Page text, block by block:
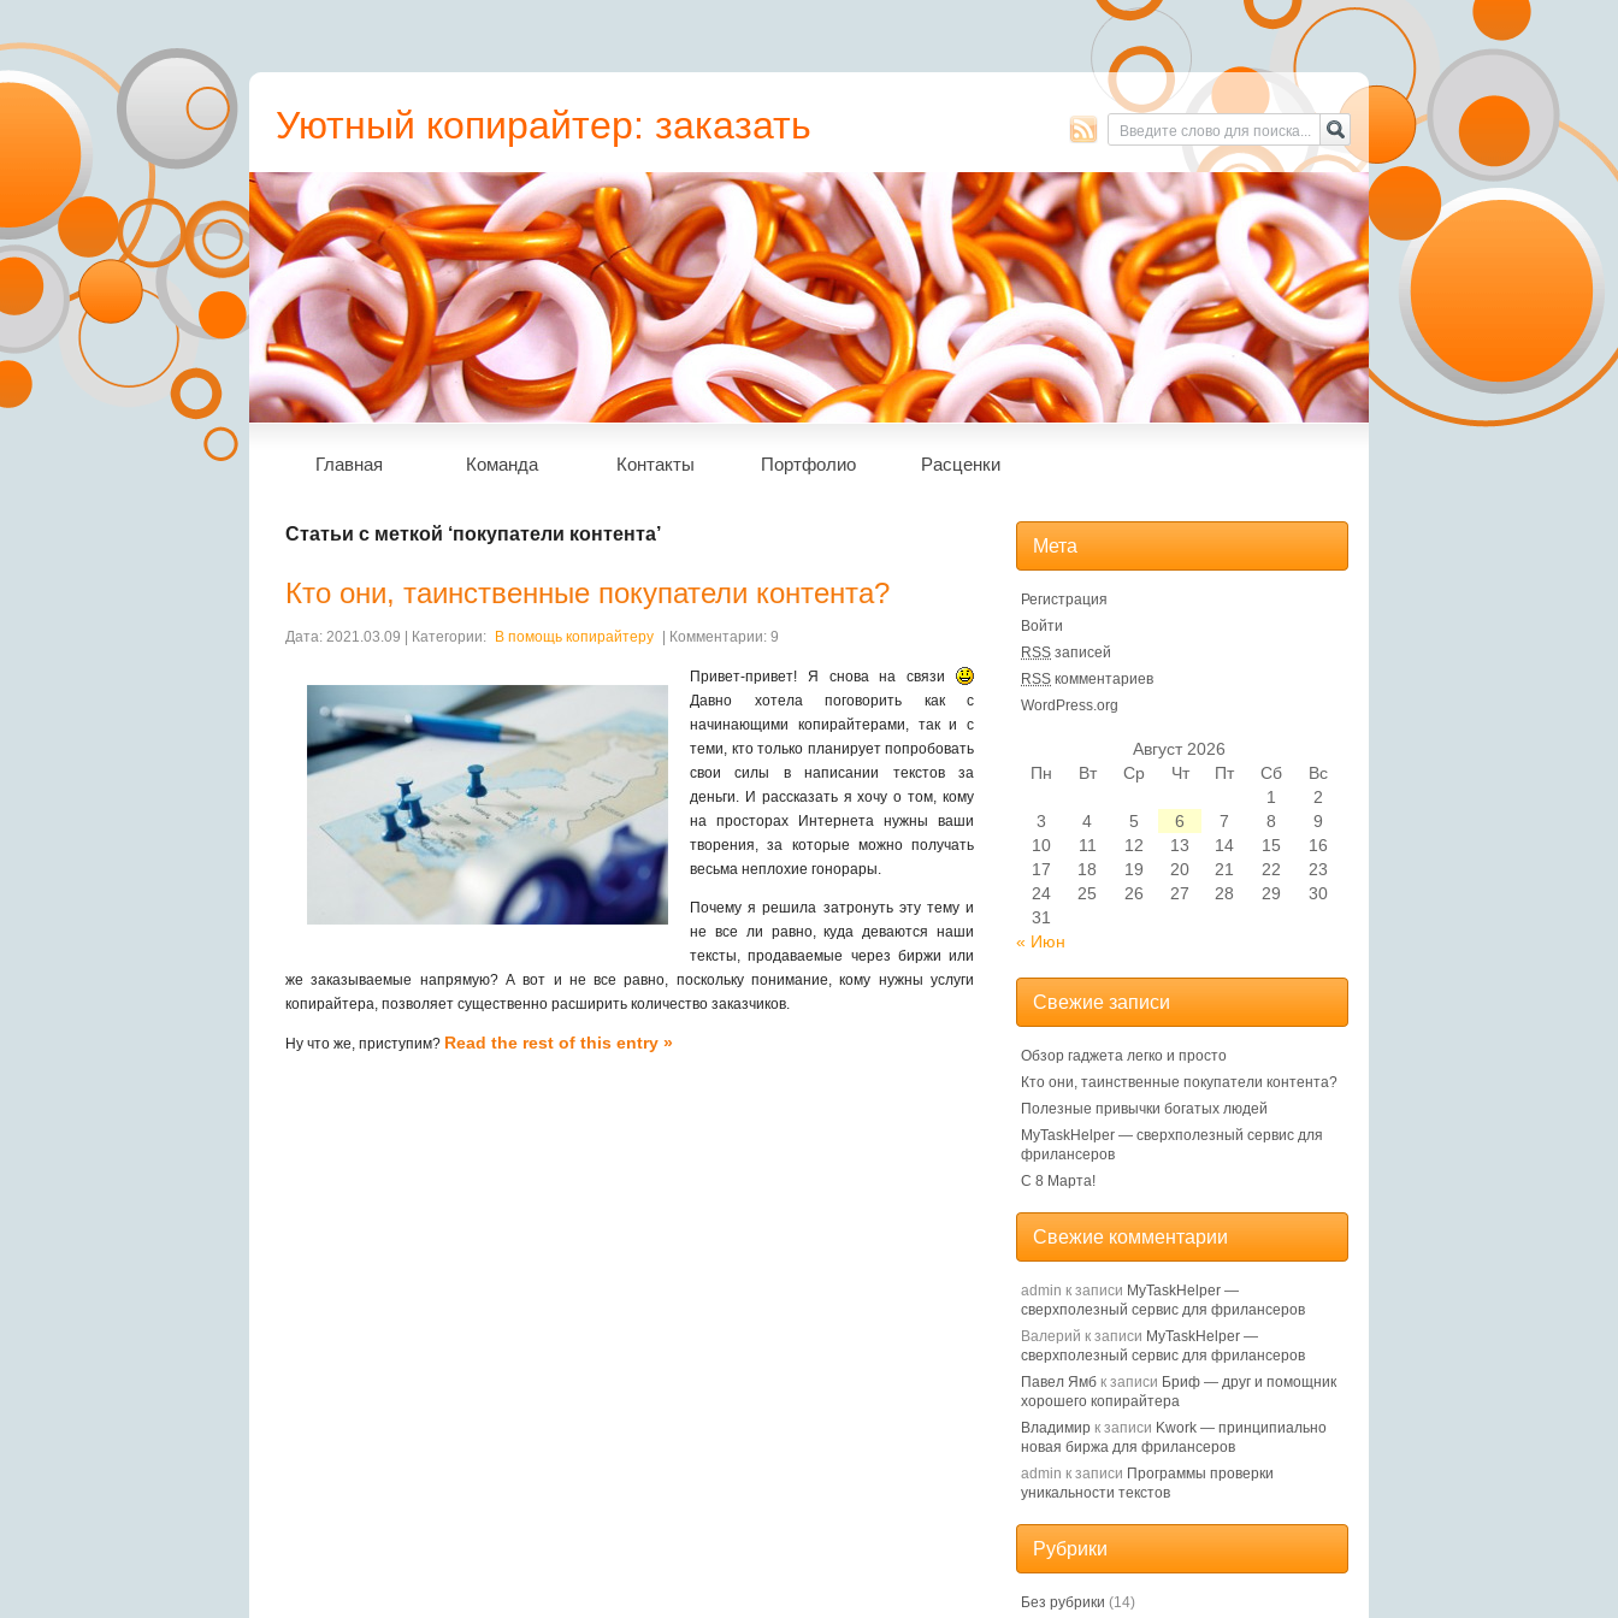
Уютный копирайтер: заказать
пресс-релиз, статьи, рерайт
Главная Команда Контакты Портфолио Расценки
Статьи с меткой ‘покупатели контента’
Кто они, таинственные покупатели контента?
Дата: 2021.03.09 | Категории: В помощь копирайтеру | Комментарии: 9
Привет-привет! Я снова на связи
Давно хотела поговорить как с
начинающими копирайтерами, так и с
теми, кто только планирует попробовать
свои силы в написании текстов за
деньги. И рассказать я хочу о том, кому
на просторах Интернета нужны ваши
творения, за которые можно получать
весьма неплохие гонорары.
Почему я решила затронуть эту тему и
не все ли равно, куда деваются наши
тексты, продаваемые через биржи или
же заказываемые напрямую? А вот и не все равно, поскольку понимание, кому нужны услуги
копирайтера, позволяет существенно расширить количество заказчиков.
Ну что же, приступим? Read the rest of this entry »
Мета
Регистрация
Войти
RSS записей
RSS комментариев
WordPress.org
Август 2026
Пн
Вт Ср Чт Пт Сб Вс
« Июн
1
2
3
4 5 6 7 8
9
10
11 12 13 14 15
16
17
18 19 20 21 22
23
24
25 26 27 28 29
30
31
Свежие записи
Обзор гаджета легко и просто
Кто они, таинственные покупатели контента?
Полезные привычки богатых людей
MyTaskHelper — сверхполезный сервис для
фрилансеров
С 8 Марта!
Свежие комментарии
admin к записи MyTaskHelper —
сверхполезный сервис для фрилансеров
Валерий к записи MyTaskHelper —
сверхполезный сервис для фрилансеров
Павел Ямб к записи Бриф — друг и помощник
хорошего копирайтера
Владимир к записи Kwork — принципиально
новая биржа для фрилансеров
admin к записи Программы проверки
уникальности текстов
Рубрики
Без рубрики (14)